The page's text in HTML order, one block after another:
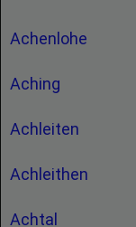
Achenlohe
Aching
Achleiten
Achleithen
Achtal